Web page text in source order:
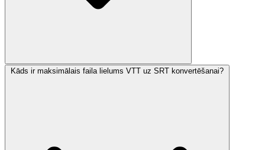
Kāds ir maksimālais faila lielums VTT uz SRT konvertēšanai?